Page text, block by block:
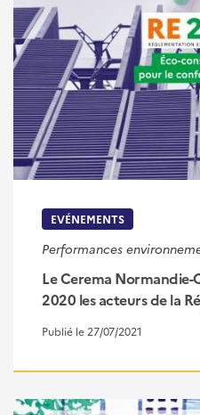
EVÉNEMENTS
Performances
Le Cerema Normandie-
2020 les acteurs de la
Publié le 27/07/2021